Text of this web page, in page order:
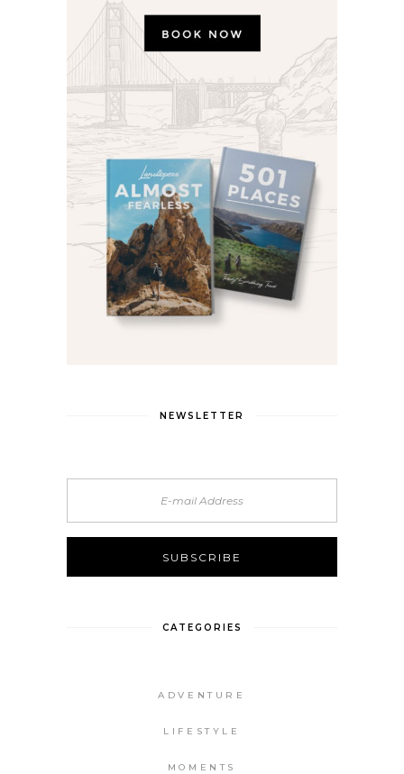
NEWSLETTER
CATEGORIES
ADVENTURE
LIFESTYLE
MOMENTS